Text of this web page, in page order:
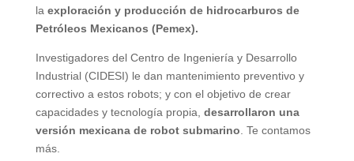
la exploración y producción de hidrocarburos de
Petróleos Mexicanos (Pemex).
Investigadores del Centro de Ingeniería y Desarrollo
Industrial (CIDESI) le dan mantenimiento preventivo y
correctivo a estos robots; y con el objetivo de crear
capacidades y tecnología propia, desarrollaron una
versión mexicana de robot submarino . Te contamos
más.